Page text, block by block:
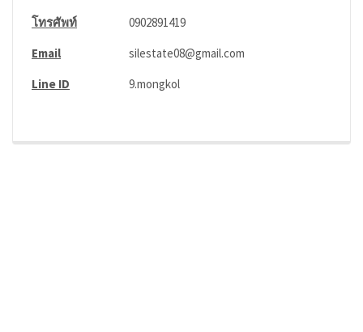
โทรศัพท์
0902891419
Email
silestate08@gmail.com
Line ID
9.mongkol